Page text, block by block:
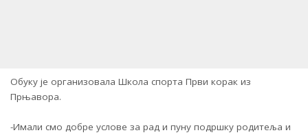
Обуку је организовала Школа спорта Први корак из
Прњавора.
-Имали смо добре услове за рад и пуну подршку родитеља и